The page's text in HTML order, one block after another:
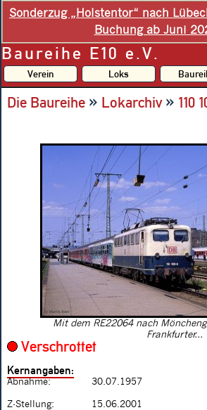
Sonderzug „Holstentor“ nach
Buchung ab Juni
Baureihe E10 e.V.
Verein Loks
Die Baureihe » Lokarchiv» 110
Mit dem RE22064 nach
Frankfurter...
Verschrottet
Kernangaben:
Abnahme: 30.07.1957
Z-Stellung: 15.06.2001